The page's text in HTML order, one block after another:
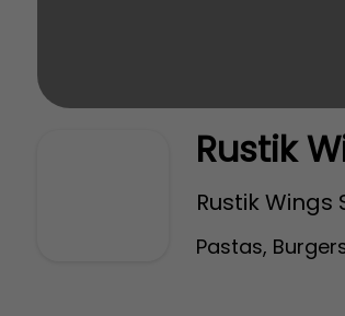
Rustik
Rustik Wings
Pastas,